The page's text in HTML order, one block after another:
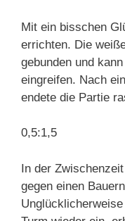
Mit ein bisschen
errichten. Die
gebunden und
eingreifen. Nach
endete die Partie
0,5:1,5
In der
gegen einen